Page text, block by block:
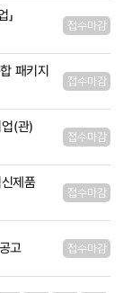
접수마감
패키지
접수마감
업(관)
접수마감
제품
접수마감
고 접수마감